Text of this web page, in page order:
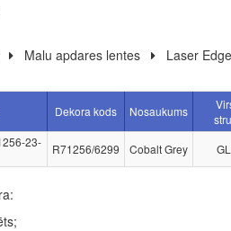
Malu apdares lentes Laser
Dekora kods Nosaukums
23-
R71256/6299 Cobalt Grey